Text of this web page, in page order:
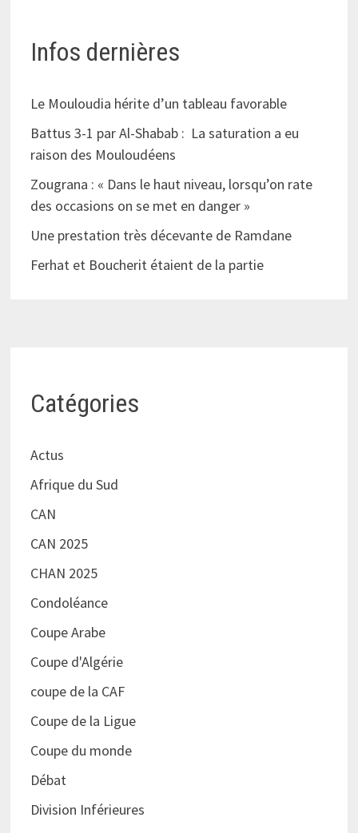
Infos dernières
Le Mouloudia hérite d’un tableau favorable
Battus 3-1 par Al-Shabab : La saturation a eu
raison des Mouloudéens
Zougrana : « Dans le haut niveau, lorsqu’on rate
des occasions on se met en danger »
Une prestation très décevante de Ramdane
Ferhat et Boucherit étaient de la partie
Catégories
Actus
Afrique du Sud
CAN
CAN 2025
CHAN 2025
Condoléance
Coupe Arabe
Coupe d'Algérie
coupe de la CAF
Coupe de la Ligue
Coupe du monde
Débat
Division Inférieures